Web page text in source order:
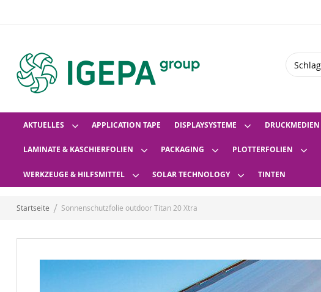
AKTUELLES APPLICATION TAPE DISPLAYSYSTEME DRUCKMEDIEN
LAMINATE & KASCHIERFOLIEN PACKAGING PLOTTERFOLIEN
WERKZEUGE & HILFSMITTEL SOLAR TECHNOLOGY TINTEN
Startseite Sonnenschutzfolie outdoor Titan 20 Xtra